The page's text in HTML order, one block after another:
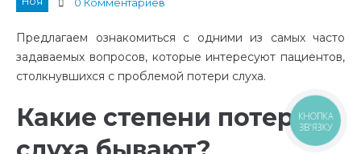
0 Комментариев
Предлагаем ознакомиться с одними из самых часто
задаваемых вопросов, которые интересуют пациентов,
столкнувшихся с проблемой потери слуха.
Какие степени потериКНОПКА
ЗВ'ЯЗКУ